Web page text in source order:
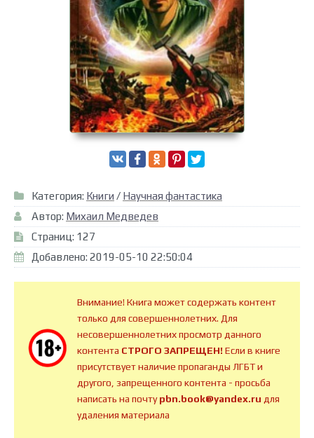
Категория: Книги / Научная фантастика
Автор: Михаил Медведев
Страниц: 127
Добавлено: 2019-05-10 22:50:04
Внимание! Книга может содержать контент
только для совершеннолетних. Для
несовершеннолетних просмотр данного
контента СТРОГО ЗАПРЕЩЕН!Если в книге
присутствует наличие пропаганды ЛГБТ и
другого, запрещенного контента - просьба
написать на почтуpbn.book@yandex.ru для
удаления материала